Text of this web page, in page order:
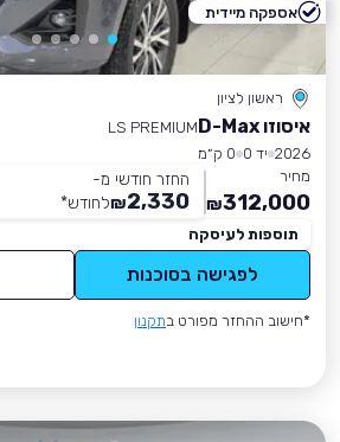
ראשון לציון
איסוזו D-Max
LS PREMIUM
2026 יד 0
0 ק״מ
מחיר
312,000
₪
החזר חודשי מ-
2,330
₪לחודש*
תוספות לעיסקה
לפגישה בסוכנות
*חישוב ההחזר מפורט בתקנון
אספקה מיידית